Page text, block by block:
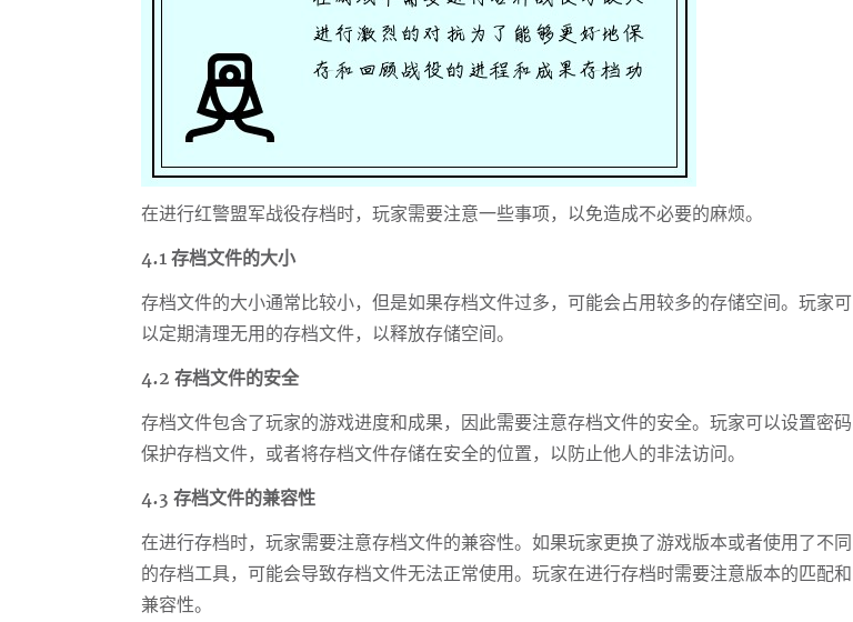
在进行红警盟军战役存档时，玩家需要注意一些事项，以免造成不必要的麻烦。
4.1 存档文件的大小
存档文件的大小通常比较小，但是如果存档文件过多，可能会占用较多的存储空间。玩家可
以定期清理无用的存档文件，以释放存储空间。
4.2 存档文件的安全
存档文件包含了玩家的游戏进度和成果，因此需要注意存档文件的安全。玩家可以设置密码
保护存档文件，或者将存档文件存储在安全的位置，以防止他人的非法访问。
4.3 存档文件的兼容性
在进行存档时，玩家需要注意存档文件的兼容性。如果玩家更换了游戏版本或者使用了不同
的存档工具，可能会导致存档文件无法正常使用。玩家在进行存档时需要注意版本的匹配和
兼容性。